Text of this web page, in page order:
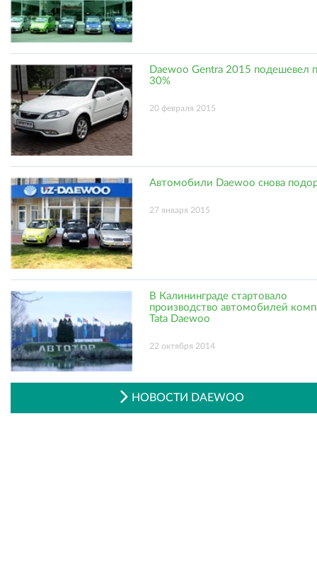
Daewoo Gentra 2015 подешевел
30%
20 февраля 2015
Автомобили Daewoo снова
27 января 2015
В Калининграде стартовало
производство автомобилей
Tata Daewoo
22 октября 2014
НОВОСТИ DAEWOO